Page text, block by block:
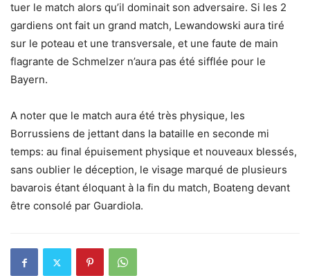
tuer le match alors qu’il dominait son adversaire. Si les 2
gardiens ont fait un grand match, Lewandowski aura tiré
sur le poteau et une transversale, et une faute de main
flagrante de Schmelzer n’aura pas été sifflée pour le
Bayern.
A noter que le match aura été très physique, les
Borrussiens de jettant dans la bataille en seconde mi
temps: au final épuisement physique et nouveaux blessés,
sans oublier le déception, le visage marqué de plusieurs
bavarois étant éloquant à la fin du match, Boateng devant
être consolé par Guardiola.